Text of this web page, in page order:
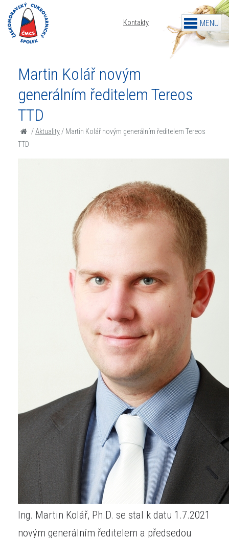
Kontakty
Martin Kolář novým
generálním ředitelem Tereos
TTD
/Aktuality/ Martin Kolář novým generálním ředitelem Tereos
TTD
Ing. Martin Kolář, Ph.D. se stal k datu 1.7.2021
novým generálním ředitelem a předsedou